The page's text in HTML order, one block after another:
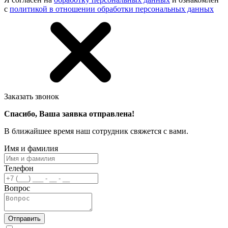
с политикой в отношении обработки персональных данных
Заказать звонок
Спасибо, Ваша заявка отправлена!
В ближайшее время наш сотрудник свяжется с вами.
Имя и фамилия
Телефон
Вопрос
Отправить